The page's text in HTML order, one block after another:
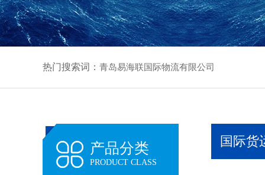
热门搜索词： 青岛易海联国际物流有限公司
产品分类
PRODUCT CLASS
国际货